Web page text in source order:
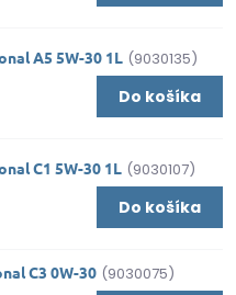
A5 5W-30 1L (9030135)
Do košíka
C1 5W-30 1L (9030107)
Do košíka
C3 0W-30 (9030075)